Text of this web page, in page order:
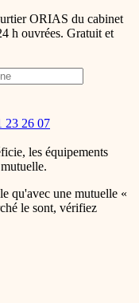
ORIAS du cabinet
h ouvrées. Gratuit et
23 26 07
les équipements
qu'avec une mutuelle «
le sont, vérifiez